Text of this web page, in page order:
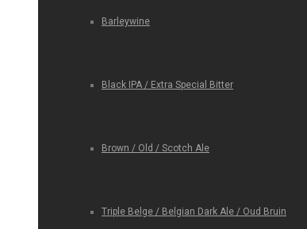
Barleywine
Black IPA / Extra Special Bitter
Brown / Old / Scotch Ale
Triple Belge / Belgian Dark Ale / Oud Bruin